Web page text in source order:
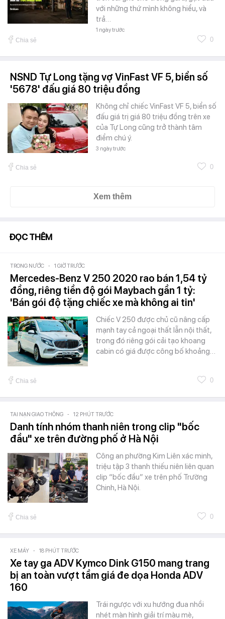
với những thứ mình không hiểu, và
trả…
1 ngày trước
Chia sẻ 0
NSND Tự Long tặng vợ VinFast VF 5, biển số
'5678' đấu giá 80 triệu đồng
Không chỉ chiếc VinFast VF 5, biển số
đấu giá trị giá 80 triệu đồng trên xe
của Tự Long cũng trở thành tâm
điểm chú ý.
3 ngày trước
Chia sẻ 0
Xem thêm
ĐỌC THÊM
TRONG NƯỚC - 1 GIỜ TRƯỚC
Mercedes-Benz V 250 2020 rao bán 1,54 tỷ
đồng, riêng tiền độ gói Maybach gần 1 tỷ:
'Bán gói độ tặng chiếc xe mà không ai tin'
Chiếc V 250 được chủ cũ nâng cấp
mạnh tay cả ngoại thất lẫn nội thất,
trong đó riêng gói cải tạo khoang
cabin có giá được công bố khoảng…
Chia sẻ 0
TAI NẠN GIAO THÔNG - 12 PHÚT TRƯỚC
Danh tính nhóm thanh niên trong clip "bốc
đầu" xe trên đường phố ở Hà Nội
Công an phường Kim Liên xác minh,
triệu tập 3 thanh thiếu niên liên quan
clip “bốc đầu” xe trên phố Trường
Chinh, Hà Nội.
Chia sẻ 0
XE MÁY - 18 PHÚT TRƯỚC
Xe tay ga ADV Kymco Dink G150 mang trang
bị an toàn vượt tầm giá đe dọa Honda ADV
160
Trái ngược với xu hướng đua nhồi
nhét màn hình giải trí màu mè,